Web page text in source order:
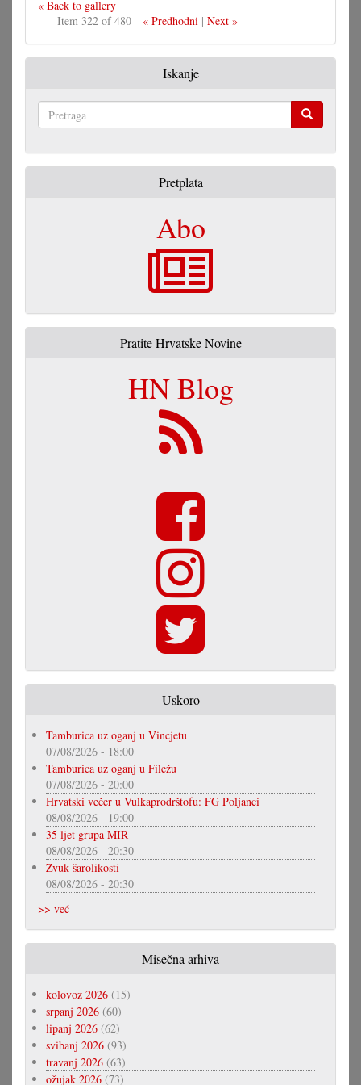
« Back to gallery
Item 322 of 480
« Predhodni| Next »
Iskanje
Pretplata
Abo
Pratite Hrvatske Novine
HN Blog
Uskoro
Tamburica uz oganj u Vincjetu
07/08/2026 - 18:00
Tamburica uz oganj u Filežu
07/08/2026 - 20:00
Hrvatski večer u Vulkaprodrštofu: FG Poljanci
08/08/2026 - 19:00
35 ljet grupa MIR
08/08/2026 - 20:30
Zvuk šarolikosti
08/08/2026 - 20:30
>> već
Misečna arhiva
kolovoz 2026 (15)
srpanj 2026 (60)
lipanj 2026 (62)
svibanj 2026 (93)
travanj 2026 (63)
ožujak 2026 (73)